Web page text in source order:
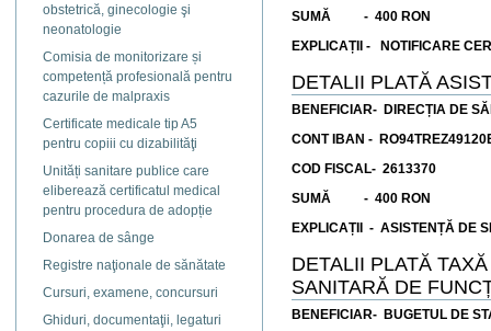
obstetrică, ginecologie şi
neonatologie
Comisia de monitorizare și
competență profesională pentru
cazurile de malpraxis
Certificate medicale tip A5
pentru copiii cu dizabilităţi
Unități sanitare publice care
eliberează certificatul medical
pentru procedura de adopție
Donarea de sânge
Registre naţionale de sănătate
Cursuri, examene, concursuri
Ghiduri, documentaţii, legaturi
SUMĂ - 400 RON
EXPLICAȚII - NOTIFICARE
DETALII PLATĂ
BENEFICIAR- DIRECȚIA DE
CONT IBAN -
COD FISCAL- 2613370
SUMĂ - 400 RON
EXPLICAȚII - ASISTENȚĂ DE
DETALII PLATĂ
SANITARĂ DE
BENEFICIAR- BUGETUL DE